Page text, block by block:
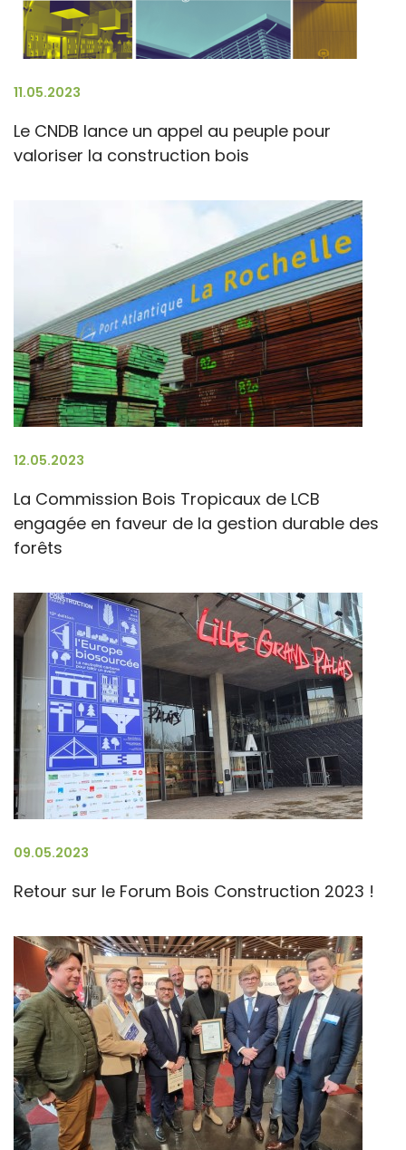
11.05.2023
Le CNDB lance un appel au peuple pour
valoriser la construction bois
12.05.2023
La Commission Bois Tropicaux de LCB
engagée en faveur de la gestion durable des
forêts
09.05.2023
Retour sur le Forum Bois Construction 2023 !